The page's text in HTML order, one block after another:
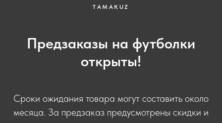
TAMAKUZ
Предзаказы на футболки
открыты!
Сроки ожидания товара могут составить около
месяца. За предзаказ предусмотрены скидки и